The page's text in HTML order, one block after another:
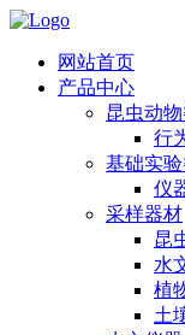
网站首页
产品中心
昆虫动
行
基础实
仪
采样器材
昆
水
植
土